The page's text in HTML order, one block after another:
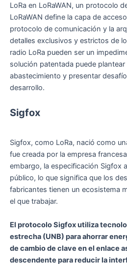
LoRa en LoRaWAN, un protocolo
LoRaWAN define la capa de
protocolo de comunicación y la
detalles exclusivos y estrictos de
radio LoRa pueden ser un
solución patentada puede
abastecimiento y presentar
desarrollo.
Sigfox
Sigfox, como LoRa, nació como
fue creada por la empresa
embargo, la especificación Sigfox
público, lo que significa que los
fabricantes tienen un ecosistema
el que trabajar.
El protocolo Sigfox utiliza
estrecha (UNB) para ahorrar
de cambio de clave en el enlace
descendente para reducir la